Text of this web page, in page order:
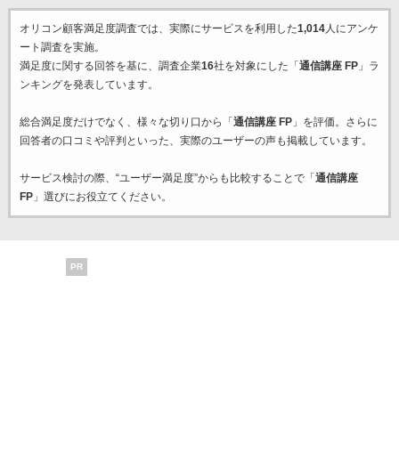
オリコン顧客満足度調査では、実際にサービスを利用した1,014人にアンケ
ート調査を実施。
満足度に関する回答を基に、調査企業16社を対象にした「 通信講座 FP」ラ
ンキングを発表しています。
総合満足度だけでなく、様々な切り口から「 通信講座 FP」を評価。さらに
回答者の口コミや評判といった、実際のユーザーの声も掲載しています。
サービス検討の際、“ユーザー満足度”からも比較することで「 通信講座
FP」選びにお役立てください。
PR